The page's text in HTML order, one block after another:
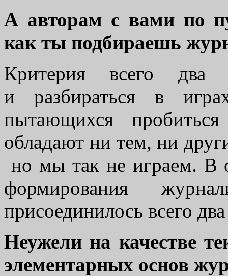
А авторам с вами по
как ты подбираешь
Критерия всего
и разбираться в
пытающихся
обладают ни тем, ни
но мы так не играем. В
формирования
присоединилось всего
Неужели на качестве
элементарных основ